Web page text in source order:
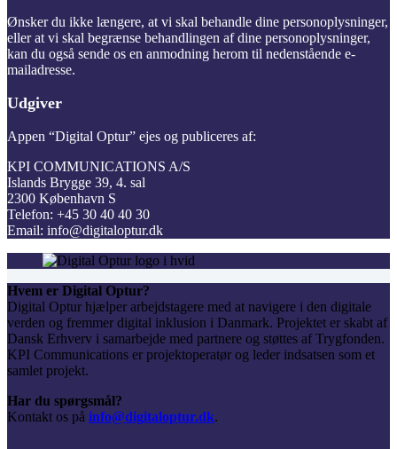
Ønsker du ikke længere, at vi skal behandle dine personoplysninger,
eller at vi skal begrænse behandlingen af dine personoplysninger,
kan du også sende os en anmodning herom til nedenstående e-
mailadresse.
Udgiver
Appen “Digital Optur” ejes og publiceres af:
KPI COMMUNICATIONS A/S
Islands Brygge 39, 4. sal
2300 København S
Telefon: +45 30 40 40 30
Email: info@digitaloptur.dk
Hvem er Digital Optur?
Digital Optur hjælper arbejdstagere med at navigere i den digitale
verden og fremmer digital inklusion i Danmark. Projektet er skabt af
Dansk Erhverv i samarbejde med partnere og støttes af Trygfonden.
KPI Communications er projektoperatør og leder indsatsen som et
samlet projekt.
Har du spørgsmål?
Kontakt os på info@digitaloptur.dk.